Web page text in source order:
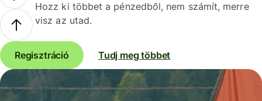
Hozz ki többet a pénzedből, nem számít, merre
visz az utad.
Regisztráció Tudj meg többet